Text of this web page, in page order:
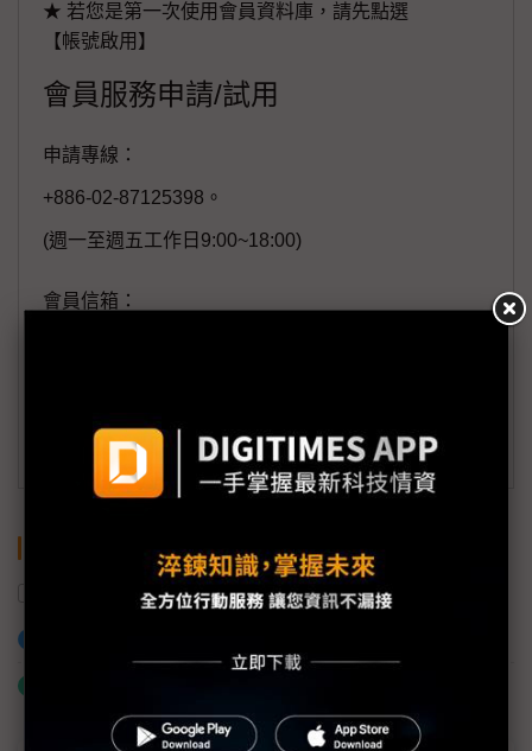
★ 若您是第一次使用會員資料庫，請先點選
【帳號啟用】
會員服務申請/試用
申請專線：
+886-02-87125398。
(週一至週五工作日9:00~18:00)
會員信箱：
訂閱DIGITIMES 行動版
軍工 邑錡